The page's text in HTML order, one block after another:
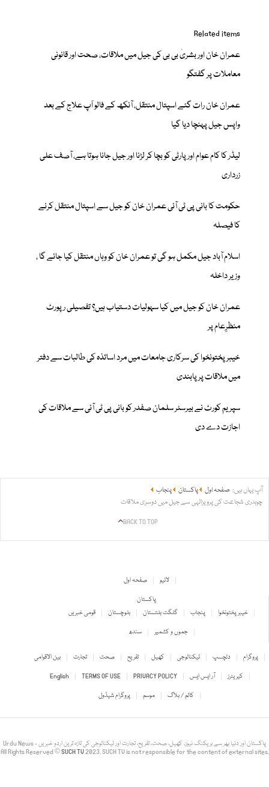
Related items
عمران خان اور بشریٰ بی بی کی جیل میں ملاقات، صحت اور قانونی
معاملات پر گفتگو
عمران خان رات گئے اسپتال منتقل، آنکھ کے فالو اَپ علاج کے بعد
واپس جیل پہنچا دیا گیا
لیڈر کا کام عوام اور پارٹی کو بچا کر لڑنا اور جیل جانا ہوتا ہے، آصف علی
زرداری
حکومت کا بانی پی ٹی آئی عمران خان کو جیل سے اسپتال منتقل کرنے
کا فیصلہ
اسلام آباد جیل مکمل ہو گی تو عمران خان کو وہاں منتقل کیا جائے گا ،
وزیر داخلہ
عمران خان کو جیل میں کیا سہولیات دستیاب ہیں؟ تفصیلی رپورٹ
منظرِعام پر
خیبرپختونخوا کی سرکاری جامعات میں مرد اساتذہ کی طالبات سے دفتر
میں ملاقات پر پابندی
سپریم کورٹ نے بیرسٹر سلمان صفدر کو بانی پی ٹی آئی سے ملاقات کی
اجازت دے دی
آپ یہاں ہیں: صفحہ اول پاکستان
پنجاب
چوہدری شجاعت کی پرویزالہی سے جیل میں دوسری ملاقات
BACK TO TOP
صفحہ اول
لائیو
پاکستان
قومی خبریں
بلوچستان گلگت بلتستان پنجاب
خیبر پختونخوا
سندھ
جموں و کشمیر
بین الاقوامی تجارت صحت تفریح کھیل ٹیکنالوجی دلچسپ
پروگرام
English
TERMS OF USE PRIVACY POLICY آر ایس ایس
کیریئرز
پروگرام شیڈول
موسم کالم / بلاگ
Urdu News - پاکستان اور دنیا بھر سے بریکنگ نیوز، کھیل، صحت، تفریح، تجارت اور ٹیکنالوجی کی تازہ ترین اردو خبریں
All Rights Reserved ©SUCH TV2023. SUCH TV is not responsible for the content of external sites.